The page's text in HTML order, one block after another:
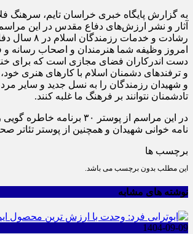
به گزارش پایگاه خبری خراسان تایم، سرهنگ
آثار و نشر ارزش‌های دفاع مقدس در این مراسم
رشادت و خدمات
امروز وظیفه شما هنرمندان و اصحاب رسانه و
دست اندرکاران فضای مجازی است که برای
و ترفند‌های دشمنان اسلام با کارهای هنری خود،
و شهیدان رزمندگان را به نسل جدید و سایر
تادشمنان نتوانند بر فرهنگ ما غلبه کنند.
در این مراسم از پوستر ۳۰
نامه خوانی شهیدان و همچنین از پوستر تئاتر
برچسب ها
این مطلب بدون برچسب می باشد.
نوشته های مشابه
1404-09-09